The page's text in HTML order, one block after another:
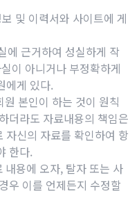
및 이력서와 사이트에 게
에 근거하여 성실하게 작
이 아니거나 부정확하게
에게 있다.
본인이 하는 것이 원칙
더라도 자료내용의 책임은
자신의 자료를 확인하여 항
한다.
용에 오자, 탈자 또는 사
우 이를 언제든지 수정할